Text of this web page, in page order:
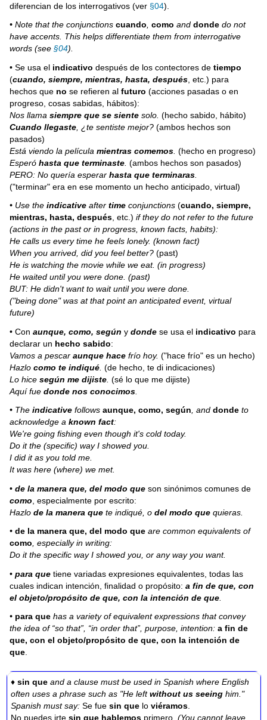
diferencian de los interrogativos (ver §04).
• Note that the conjunctionscuando,como anddonde do not
have accents. This helps differentiate them from interrogative
words (see§04).
• Se usa el indicativo después de los contectores detiempo
(cuando, siempre, mientras, hasta, después , etc.) para
hechos que no se refieren alfuturo (acciones pasadas o en
progreso, cosas sabidas, hábitos):
Nos llamasiempre que se siente solo. (hecho sabido, hábito)
Cuando llegaste , ¿te sentiste mejor? (ambos hechos son
pasados)
Está viendo la películamientras comemos .(hecho en progreso)
Esperóhasta que terminaste (ambos hechos son pasados)
PERO: No quería esperarhasta que terminaras
("terminar" era en ese momento un hecho anticipado, virtual)
• Use theindicative aftertime conjunctions(cuando, siempre,
mientras, hasta, después, etc.)if they do not refer to the future
(actions in the past or in progress, known facts, habits):
He calls us every time he feels lonely.(known fact)
When you arrived, did you feel better?(past)
He is watching the movie while we eat.(in progress)
He waited until you were done.(past)
BUT: He didn't want to wait until you were done.
("being done" was at that point an anticipated event, virtual
future)
• Conaunque, como, según ydonde se usa el indicativo para
declarar un hecho sabido:
Vamos a pescaraunque hacefrío hoy. ("hace frío" es un hecho)
Hazlocomo te indiqué .(de hecho, te di indicaciones)
Lo hicesegún me dijiste .(sé lo que me dijiste)
Aquí fuedonde nos conocimos
• Theindicative followsaunque, como, según, anddonde to
acknowledge aknown fact:
We're going fishing even though it's cold today.
Do it the (specific) way I showed you.
I did it as you told me.
It was here (where) we met.
•de la manera que, del modo que son sinónimos comunes de
como , especialmente por escrito:
Hazlode la manera que te indiqué, odel modo que quieras.
•de la manera que, del modo que are common equivalents of
como, especially in writing:
Do it the specific way I showed you, or any way you want.
•para que tiene variadas expresiones equivalentes, todas las
cuales indican intención, finalidad o propósito:a fin de que, con
el objeto/propósito de que, con la intención de que
• para quehas a variety of equivalent expressions that convey
the idea of “so that”, “in order that”, purpose, intention:a fin de
que, con el objeto/propósito de que, con la intención de
que.
♦sin que and a clause must be used in Spanish where English
often uses a phrase such as "He leftwithout us seeinghim."
Spanish must say: Se fue sin que lo viéramos
No puedes irtesin que hablemos primero.(You cannot leave